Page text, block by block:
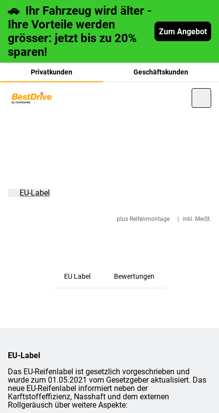
🚗 Ihr Fahrzeug wird älter -
Ihre Vorteile werden
grösser: jetzt bis zu 20%
sparen!
Zum Angebot
Privatkunden Geschäftskunden
plus Reifenmontage inkl. MwSt.
EU-Label
EU Label Bewertungen
EU-Label
Das EU-Reifenlabel ist gesetzlich vorgeschrieben und
wurde zum 01.05.2021 vom Gesetzgeber aktualisiert. Das
neue EU-Reifenlabel informiert neben der
Karftstoffeffizienz, Nasshaft und dem externen
Rollgeräusch über weitere Aspekte: